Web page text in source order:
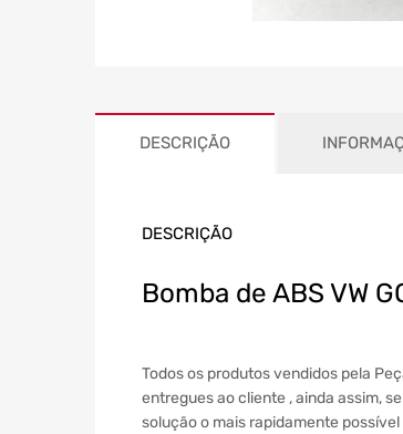
DESCRIÇÃO
DESCRIÇÃO
Bomba de ABS VW
Todos os produtos vendidos pela
entregues ao cliente , ainda assim,
solução o mais rapidamente possível